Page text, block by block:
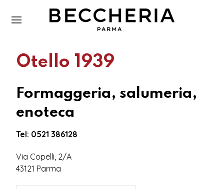
Otello 1939
Formaggeria, salumeria,
enoteca
Tel: 0521 386128
Via Copelli, 2/A
43121 Parma